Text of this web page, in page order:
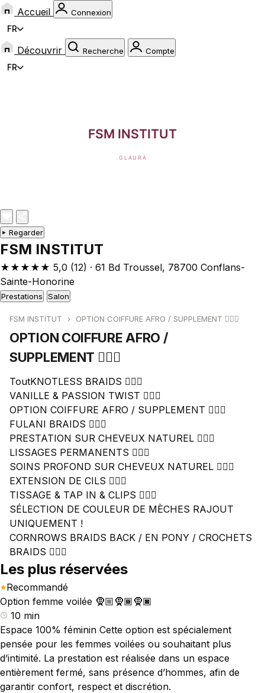
Accueil Connexion
FR
Découvrir Recherche Compte
FR
Regarder
FSM INSTITUT
★★★★★ 5,0 (12) · 61 Bd Troussel, 78700 Conflans-
Sainte-Honorine
Prestations Salon
FSM INSTITUT › OPTION COIFFURE AFRO / SUPPLEMENT 💆🏾‍♀️
OPTION COIFFURE AFRO /
SUPPLEMENT 💆🏾‍♀️
ToutKNOTLESS BRAIDS 💇🏾‍♀️
VANILLE & PASSION TWIST 💇🏾‍♀️
OPTION COIFFURE AFRO / SUPPLEMENT 💆🏾‍♀️
FULANI BRAIDS 💇🏿‍♀️
PRESTATION SUR CHEVEUX NATUREL 💆🏽‍♀️
LISSAGES PERMANENTS 💇🏻‍♀️
SOINS PROFOND SUR CHEVEUX NATUREL 💆🏼‍♀️
EXTENSION DE CILS 💁🏾‍♀️
TISSAGE & TAP IN & CLIPS 💆🏿‍♀️
SÉLECTION DE COULEUR DE MÈCHES RAJOUT
UNIQUEMENT !
CORNROWS BRAIDS BACK / EN PONY / CROCHETS
BRAIDS 💇🏾‍♀️
Les plus réservées
Recommandé
Option femme voilée 🧕🏼🧕🏾🧕🏿
10 min
Espace 100% féminin Cette option est spécialement
pensée pour les femmes voilées ou souhaitant plus
d’intimité. La prestation est réalisée dans un espace
entièrement fermé, sans présence d’hommes, afin de
garantir confort, respect et discrétion.